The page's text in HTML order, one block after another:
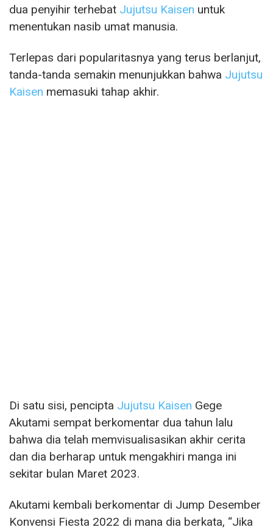
dua penyihir terhebat Jujutsu Kaisen untuk
menentukan nasib umat manusia.
Terlepas dari popularitasnya yang terus berlanjut,
tanda-tanda semakin menunjukkan bahwa Jujutsu
Kaisen memasuki tahap akhir.
Di satu sisi, pencipta Jujutsu Kaisen Gege
Akutami sempat berkomentar dua tahun lalu
bahwa dia telah memvisualisasikan akhir cerita
dan dia berharap untuk mengakhiri manga ini
sekitar bulan Maret 2023.
Akutami kembali berkomentar di Jump Desember
Konvensi Fiesta 2022 di mana dia berkata, “Jika